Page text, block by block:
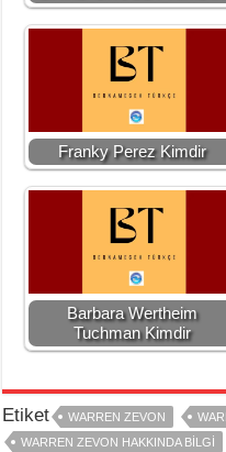
Franky Perez Kimdir
Barbara Wertheim
Tuchman Kimdir
Etiket WARREN ZEVON
WARREN ZEVON HAKKINDA BILGI